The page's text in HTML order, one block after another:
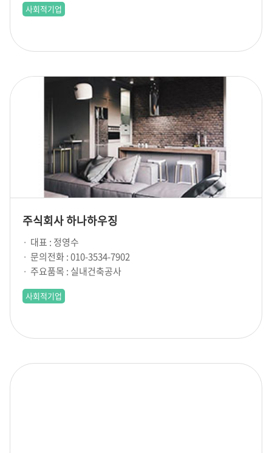
사회적기업
주식회사 하나하우징
대표 : 정영수
문의전화 : 010-3534-7902
주요품목 : 실내건축공사
사회적기업